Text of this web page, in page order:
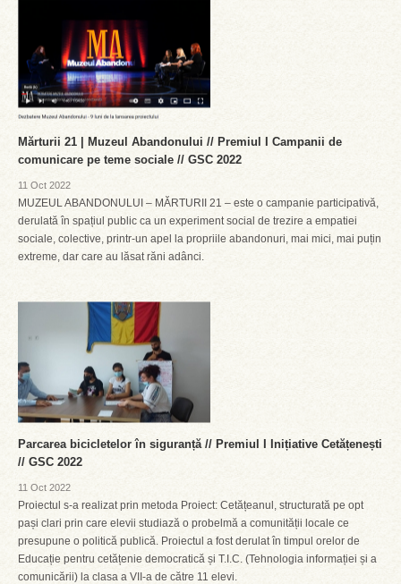
Mărturii 21 | Muzeul Abandonului // Premiul I Campanii de
comunicare pe teme sociale // GSC 2022
11 Oct 2022
MUZEUL ABANDONULUI – MĂRTURII 21 – este o campanie participativă,
derulată în spațiul public ca un experiment social de trezire a empatiei
sociale, colective, printr-un apel la propriile abandonuri, mai mici, mai puțin
extreme, dar care au lăsat răni adânci.
Parcarea bicicletelor în siguranță // Premiul I Inițiative Cetățenești
// GSC 2022
11 Oct 2022
Proiectul s-a realizat prin metoda Proiect: Cetățeanul, structurată pe opt
pași clari prin care elevii studiază o probelmă a comunității locale ce
presupune o politică publică. Proiectul a fost derulat în timpul orelor de
Educație pentru cetățenie democratică și T.I.C. (Tehnologia informației și a
comunicării) la clasa a VII-a de către 11 elevi.